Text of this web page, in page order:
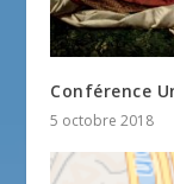
Conférence
5 octobre 2018